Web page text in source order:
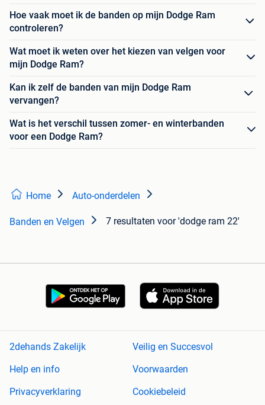
Hoe vaak moet ik de banden op mijn Dodge Ram
controleren?
Wat moet ik weten over het kiezen van velgen voor
mijn Dodge Ram?
Kan ik zelf de banden van mijn Dodge Ram
vervangen?
Wat is het verschil tussen zomer- en winterbanden
voor een Dodge Ram?
Home Auto-onderdelen
Banden en Velgen 7 resultaten voor 'dodge ram 22'
2dehands Zakelijk
Veilig en Succesvol
Help en info
Voorwaarden
Privacyverklaring
Cookiebeleid